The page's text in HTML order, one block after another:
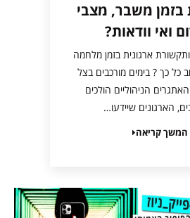
בזמן משבר, מצבי
ואי וודאות?
ארגונית בזמן מלחמה
כל כך ? בימים מורכבים בצל
הניהוליים הולכים
הארגונים שיידעו…
המשך קריאה